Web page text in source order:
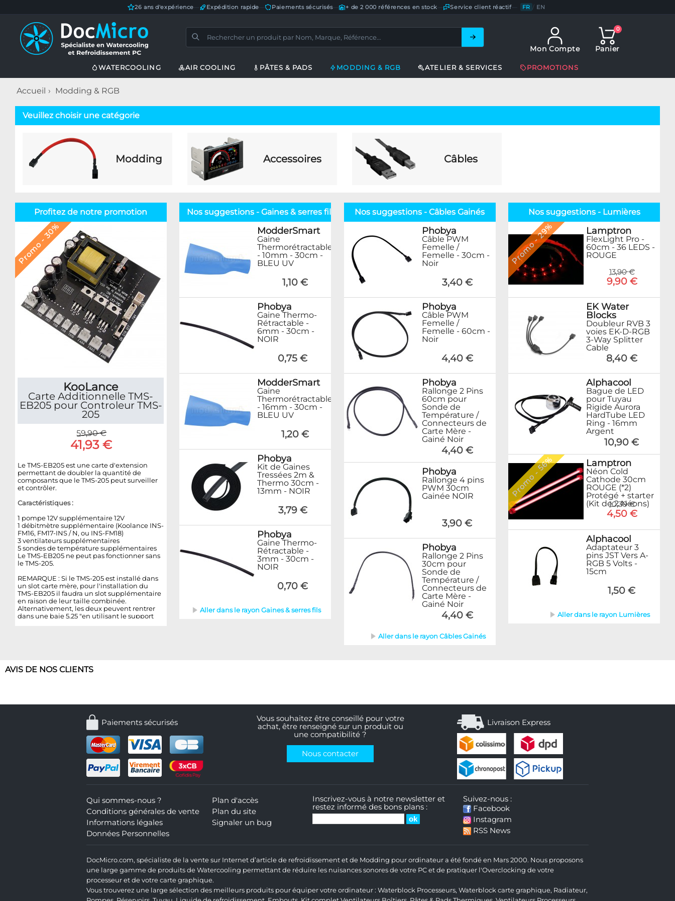
26 ans d'expérience Expédition rapide Paiements sécurisés— + de 2 000 références en stock Service client réactif— FR / EN
Mon Compte
0
Panier
WATERCOOLING AIR COOLING PÂTES & PADS MODDING & RGB ATELIER & SERVICES PROMOTIONS
Accueil Modding & RGB
Veuillez choisir une catégorie
Modding Accessoires Câbles
Profitez de notre promotion
Promo - 30%
KooLance
Carte Additionnelle TMS-
EB205 pour Controleur TMS-
205
59,90 €
41,93 €
Le TMS-EB205 est une carte d'extension
permettant de doubler la quantité de
composants que le TMS-205 peut surveiller
et contrôler.
Caractéristiques :
1 pompe 12V supplémentaire 12V
1 débitmètre supplémentaire (Koolance INS-
FM16, FM17-INS / N, ou INS-FM18)
3 ventilateurs supplémentaires
5 sondes de température supplémentaires
Le TMS-EB205 ne peut pas fonctionner sans
le TMS-205.
REMARQUE : Si le TMS-205 est installé dans
un slot carte mère, pour l'installation du
TMS-EB205 il faudra un slot supplémentaire
en raison de leur taille combinée.
Alternativement, les deux peuvent rentrer
dans une baie 5.25 "en utilisant le support
Nos suggestions - Gaines & serres fils
ModderSmart
Gaine
Thermorétractable
- 10mm - 30cm -
BLEU UV
1,10 €
Phobya
Gaine Thermo-
Rétractable -
6mm - 30cm -
NOIR
0,75 €
ModderSmart
Gaine
Thermorétractable
- 16mm - 30cm -
BLEU UV
1,20 €
Phobya
Kit de Gaines
Tressées 2m &
Thermo 30cm -
13mm - NOIR
3,79 €
Phobya
Gaine Thermo-
Rétractable -
3mm - 30cm -
NOIR
0,70 €
Aller dans le rayon Gaines & serres fils
Nos suggestions - Câbles Gainés
Phobya
Câble PWM
Femelle /
Femelle - 30cm -
Noir
3,40 €
Phobya
Câble PWM
Femelle /
Femelle - 60cm -
Noir
4,40 €
Phobya
Rallonge 2 Pins
60cm pour
Sonde de
Température /
Connecteurs de
Carte Mère -
Gainé Noir
4,40 €
Phobya
Rallonge 4 pins
PWM 30cm
Gainée NOIR
3,90 €
Phobya
Rallonge 2 Pins
30cm pour
Sonde de
Température /
Connecteurs de
Carte Mère -
Gainé Noir
4,40 €
Aller dans le rayon Câbles Gainés
Nos suggestions - Lumières
Promo - 29% Lamptron
FlexLight Pro -
60cm - 36 LEDS -
ROUGE
13,90 €
9,90 €
EK Water
Blocks
Doubleur RVB 3
voies EK-D-RGB
3-Way Splitter
Cable
8,40 €
Alphacool
Bague de LED
pour Tuyau
Rigide Aurora
HardTube LED
Ring - 16mm
Argent
10,90 €
Promo - 56% Lamptron
Néon Cold
Cathode 30cm
ROUGE (*2)
Protégé + starter
(Kit de 2 Néons)
10,30 €
4,50 €
Alphacool
Adaptateur 3
pins JST Vers A-
RGB 5 Volts -
15cm
1,50 €
Aller dans le rayon Lumières
AVIS DE NOS CLIENTS
Paiements sécurisés
Vous souhaitez être conseillé pour votre
achat, être renseigné sur un produit ou
une compatibilité ?
Nous contacter
Livraison Express
Qui sommes-nous ?
Conditions générales de vente
Informations légales
Données Personnelles
Plan d'accès
Plan du site
Signaler un bug
Inscrivez-vous à notre newsletter et
restez informé des bons plans :
Suivez-nous :
Facebook
Instagram
RSS News
DocMicro.com, spécialiste de la vente sur Internet d’article de refroidissement et de Modding pour ordinateur a été fondé en Mars 2000. Nous proposons
une large gamme de produits de Watercooling permettant de réduire les nuisances sonores de votre PC et de pratiquer l'Overclocking de votre
processeur et de votre carte graphique.
Vous trouverez une large sélection des meilleurs produits pour équiper votre ordinateur : Waterblock Processeurs, Waterblock carte graphique, Radiateur,